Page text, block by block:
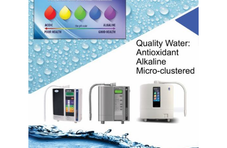
مفهومی، اصلی و کامل کانادا می نامد. Arrow، یک خودروی
مفهومی با محرک الکتریکی بدون آلایندگی، در کانادا طراحی و
مهندسی خواهد شد. APMA در حال حاضر فهرستی از فروشندگان
را برای Arrow جمع آوری می کند. از آنجایی که خودروهای برقی
تولید گازهای گلخانه‌ای مضر کمتری نسبت به خودروهای معمولی
دارند، پیش‌بینی می‌شود افزایش استفاده از خودروهای الکتریکی
باعث کاهش انتشار گازهای گلخانه‌ای شود. با این حال، مزیت کاهش
آلاینده‌های خودروهای الکتریکی نسبت به خودروهای معمولی بسته
به منبع انرژی هنگام اندازه‌گیری انتشار گازهای گلخانه‌ای (به عنوان
مثال، همه انتشارات مرتبط با تولید، پردازش، توزیع و مصرف بنزین)